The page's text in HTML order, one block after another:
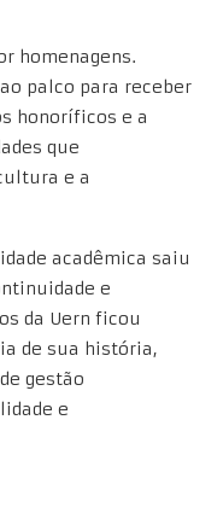
homenagens.
palco para receber
honoríficos e a
que
e a
acadêmica saiu
e
da Uern ficou
de sua história,
gestão
e